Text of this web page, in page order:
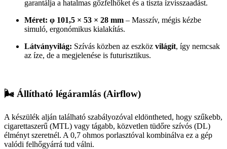
garantálja a hatalmas gőzfelhőket és a tiszta ízvisszaadást.
Méret: φ 101,5 × 53 × 28 mm – Masszív, mégis kézbe
simuló, ergonómikus kialakítás.
Látványvilág: Szívás közben az eszköz világít, így nemcsak
az íze, de a megjelenése is futurisztikus.
🌬️ Állítható légáramlás (Airflow)
A készülék alján található szabályozóval eldöntheted, hogy szűkebb,
cigarettaszerű (MTL) vagy tágabb, közvetlen tüdőre szívós (DL)
élményt szeretnél. A 0,7 ohmos porlasztóval kombinálva ez a gép
valódi felhőgyárrá tud válni.